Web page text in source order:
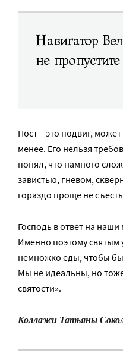
Навигатор
не
Пост – это подвиг,
менее. Его нельзя
понял, что намного
завистью, гневом,
гораздо проще не
Господь в ответ на
Именно поэтому святым
немножко еды, чтобы
Мы не идеальны, но
святости».
Коллажи Татьяны